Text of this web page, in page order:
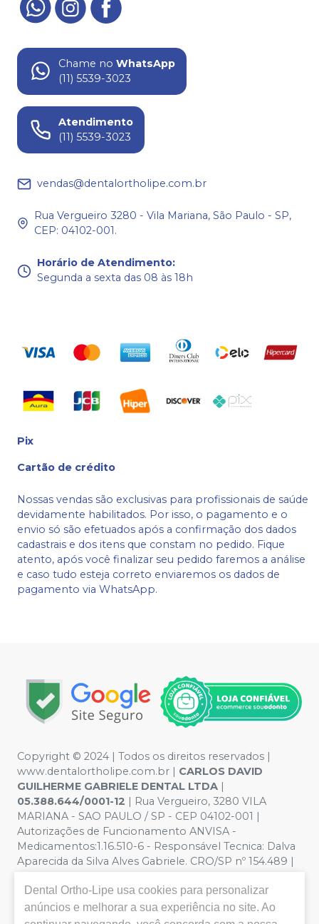
Chame no WhatsApp
(11) 5539-3023
Atendimento
(11) 5539-3023
vendas@dentalortholipe.com.br
Rua Vergueiro 3280 - Vila Mariana, São Paulo - SP,
CEP: 04102-001.
Horário de Atendimento:
Segunda a sexta das 08 às 18h
Pix
Cartão de crédito
Nossas vendas são exclusivas para profissionais de saúde
devidamente habilitados. Por isso, o pagamento e o
envio só são efetuados após a confirmação dos dados
cadastrais e dos itens que constam no pedido. Fique
atento, após você finalizar seu pedido faremos a análise
e caso tudo esteja correto enviaremos os dados de
pagamento via WhatsApp.
Copyright © 2024 | Todos os direitos reservados |
www.dentalortholipe.com.br | CARLOS DAVID
GUILHERME GABRIELE DENTAL LTDA
05.388.644/0001-12 | Rua Vergueiro, 3280 VILA
MARIANA - SAO PAULO / SP - CEP 04102-001 |
Autorizações de Funcionamento ANVISA -
Medicamentos:1.16.510-6 - Responsável Tecnica: Dalva
Aparecida da Silva Alves Gabriele. CRO/SP nº 154.489 |
ilustrativas - Os preços e condições da loja virtual estão
sujeitos a alterações. Em caso de divergência de preços
no site, o valor válido é o do Carrinho de Compra. Não
Dental Ortho-Lipe usa cookies para personalizar
anúncios e melhorar a sua experiência no site. Ao